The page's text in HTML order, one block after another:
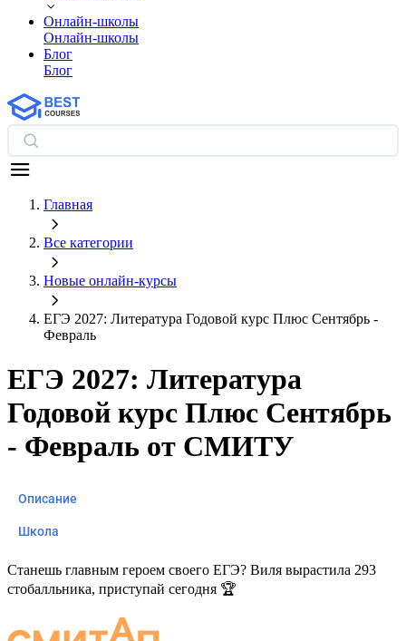
Онлайн-школы
Онлайн-школы
Блог
Блог
Главная
Все категории
Новые онлайн‑курсы
ЕГЭ 2027: Литература Годовой курс Плюс Сентябрь -
Февраль
ЕГЭ 2027: Литература
Годовой курс Плюс Сентябрь
- Февраль от СМИТУ
Описание
Школа
Станешь главным героем своего ЕГЭ? Виля вырастила 293
стобалльника, приступай сегодня 🏆